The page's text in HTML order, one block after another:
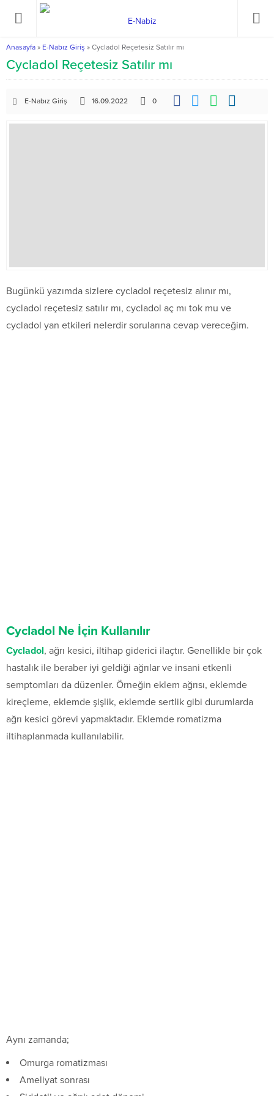
Anasayfa » E-Nabız Giriş » Cycladol Reçetesiz Satılır mı
Cycladol Reçetesiz Satılır mı
E-Nabız Giriş 16.09.2022 0
Bugünkü yazımda sizlere cycladol reçetesiz alınır mı,
cycladol reçetesiz satılır mı, cycladol aç mı tok mu ve
cycladol yan etkileri nelerdir sorularına cevap vereceğim.
Cycladol Ne İçin Kullanılır
Cycladol, ağrı kesici, iltihap giderici ilaçtır. Genellikle bir çok
hastalık ile beraber iyi geldiği ağrılar ve insani etkenli
semptomları da düzenler. Örneğin eklem ağrısı, eklemde
kireçleme, eklemde şişlik, eklemde sertlik gibi durumlarda
ağrı kesici görevi yapmaktadır. Eklemde romatizma
iltihaplanmada kullanılabilir.
Aynı zamanda;
Omurga romatizması
Ameliyat sonrası